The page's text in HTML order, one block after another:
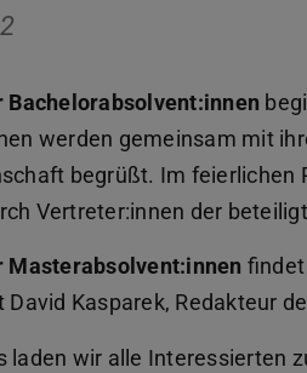
Bachelorabsolvent:innen
werden gemeinsam mit
begrüßt. Im feierlichen
Vertreter:innen der
Masterabsolvent:innen findet
David Kasparek, Redakteur
laden wir alle Interessierten